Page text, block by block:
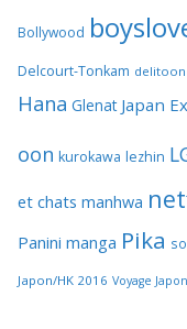
Bollywood
Delcourt-Tonkam delitoon
Hana Glenat Japan
oon kurokawa lezhin
et chats manhwa
Panini manga Pika
Japon/HK 2016 Voyage